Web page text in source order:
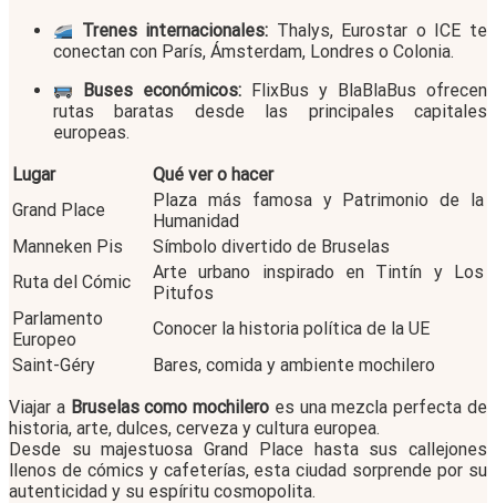
Trenes internacionales: Thalys, Eurostar o ICE te
conectan con París, Ámsterdam, Londres o Colonia.
Buses económicos: FlixBus y BlaBlaBus ofrecen
rutas baratas desde las principales capitales
europeas.
Lugar
Qué ver o hacer
Grand Place
Plaza más famosa y Patrimonio de la
Humanidad
Manneken Pis
Símbolo divertido de Bruselas
Ruta del Cómic
Arte urbano inspirado en Tintín y Los
Pitufos
Parlamento
Europeo
Conocer la historia política de la UE
Saint-Géry
Bares, comida y ambiente mochilero
Viajar a Bruselas como mochilero es una mezcla perfecta de
historia, arte, dulces, cerveza y cultura europea.
Desde su majestuosa Grand Place hasta sus callejones
llenos de cómics y cafeterías, esta ciudad sorprende por su
autenticidad y su espíritu cosmopolita.